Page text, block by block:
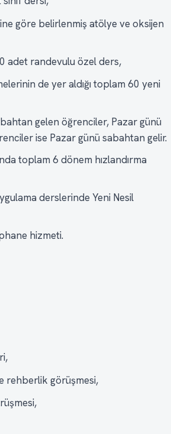
göre belirlenmiş atölye ve oksijen
adet randevulu özel ders,
de yer aldığı toplam 60 yeni
gelen öğrenciler, Pazar günü
ise Pazar günü sabahtan gelir.
toplam 6 dönem hızlandırma
derslerinde Yeni Nesil
hizmeti.
rehberlik görüşmesi,